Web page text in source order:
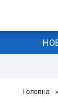
Головна »